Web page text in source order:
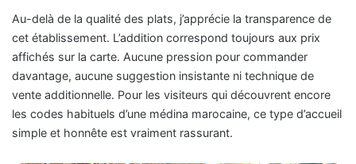
Au-delà de la qualité des plats, j’apprécie la transparence de
cet établissement. L’addition correspond toujours aux prix
affichés sur la carte. Aucune pression pour commander
davantage, aucune suggestion insistante ni technique de
vente additionnelle. Pour les visiteurs qui découvrent encore
les codes habituels d’une médina marocaine, ce type d’accueil
simple et honnête est vraiment rassurant.